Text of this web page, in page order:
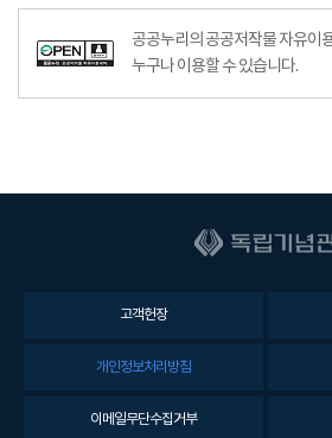
공공누리공공저작물자유이용허락–출처표시이
공공누리의 공공저작물 자유이
누구나 이용할 수 있습니다.
고객헌장
개인정보처리방침
이메일무단수집거부